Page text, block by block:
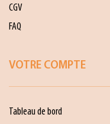
CGV
FAQ
VOTRE COMPTE
Tableau de bord